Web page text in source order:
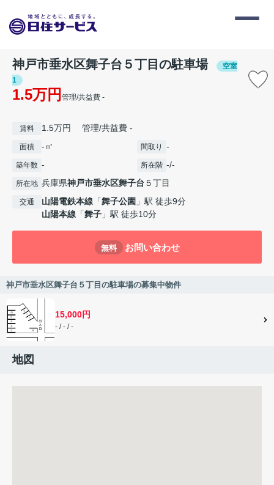
神戸市垂水区舞子台５丁目の駐車場
空室
1
1.5万円 管理/共益費 -
賃料 1.5万円 管理/共益費 -
面積 -㎡ 間取り -
築年数 - 所在階 -/-
所在地 兵庫県神戸市垂水区舞子台 ５丁目
交通 山陽電鉄本線 「舞子公園 」駅 徒歩9分
山陽本線 「舞子 」駅 徒歩10分
無料 お問い合わせ
神戸市垂水区舞子台５丁目の駐車場の募集中物件
15,000円
- / - / -
地図